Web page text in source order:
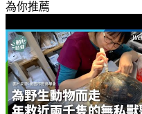
為你推薦